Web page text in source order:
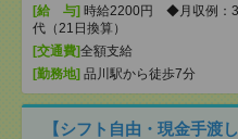
[給 与] 時給2200円 ◆月収例：
代（21日換算）
[交通費]全額支給
[勤務地] 品川駅から徒歩7分
【シフト自由・現金手渡